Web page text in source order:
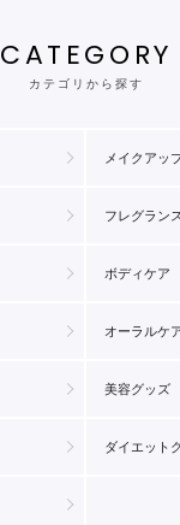
CATEGORY
カテゴリから探す
メイクアッ
フレグラン
ボディケア
オーラルケ
美容グッズ
ダイエット